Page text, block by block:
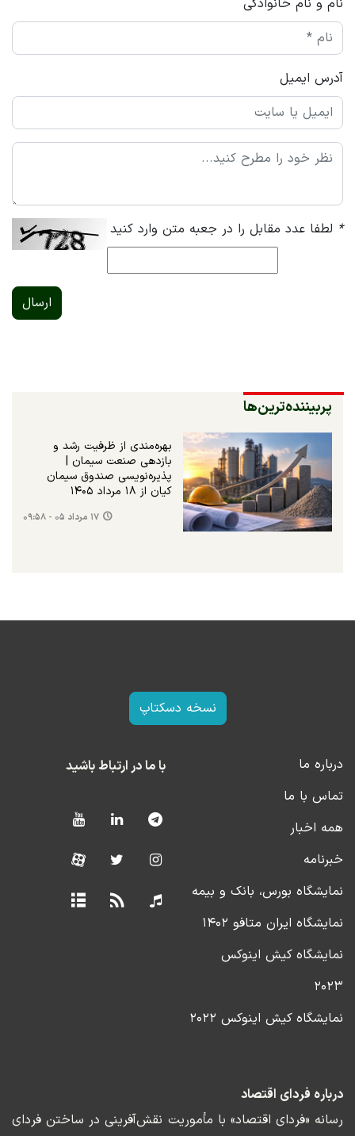
نام و نام خانوادگی
آدرس ایمیل
* لطفا عدد مقابل را در جعبه متن وارد کنید
ارسال
پربیننده‌ترین‌ها
بهره‌مندی از ظرفیت رشد و
بازدهی صنعت سیمان |
پذیره‌نویسی صندوق سیمان
کیان از ۱۸ مرداد ۱۴۰۵
۱۷ مرداد ۰۵ - ۰۹:۵۸
نسخه دسکتاپ
درباره ما
تماس با ما
همه اخبار
خبرنامه
نمایشگاه بورس، بانک و بیمه
نمایشگاه ایران متافو ۱۴۰۲
نمایشگاه کیش اینوکس
۲۰۲۳
نمایشگاه کیش اینوکس ۲۰۲۲
با ما در ارتباط باشید
درباره فردای اقتصاد
رسانه «فردای اقتصاد» با مأموریت نقش‌آفرینی در ساختن فردای